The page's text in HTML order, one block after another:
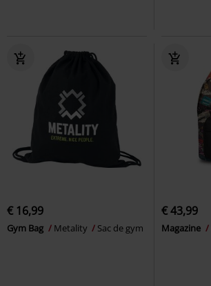
€ 16,99
Gym Bag Metality Sac de gym
€ 43,99
Magazine